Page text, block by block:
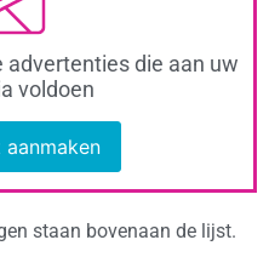
advertenties die aan uw
voldoen
staan bovenaan de lijst.